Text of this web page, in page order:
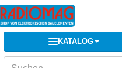
KATALOG